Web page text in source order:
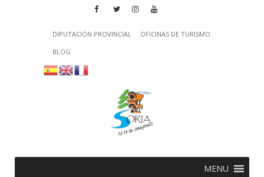
DIPUTACIÓN PROVINCIAL
OFICINAS DE TURISMO
BLOG
MENU